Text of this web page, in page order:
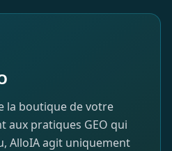
la boutique de votre
aux pratiques GEO qui
AlloIA agit uniquement